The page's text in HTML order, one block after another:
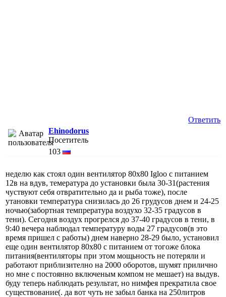
Ответить
Ehinodorus
Посетитель
103
неделю как стоял один вентилятор 80х80 Igloo с питанием
12в на вдув, темература до установки была 30-31(растения
чуствуют себя отвратительно да и рыба тоже), после
утановки температура снизилась до 26 грудусов днем и 24-25
ночью(забортная темпрература воздухо 32-35 градусов в
тени). Сегодня воздух прогрелся до 37-40 градусов в тени, в
9:40 вечера наблюдал температуру воды 27 градусов(в это
время пришел с работы) днем наверно 28-29 было, установил
еще один вентилятор 80х80 с питанием от тогоже блока
питания(вентиляторы при этом мощьность не потеряли и
работают приблизително на 2000 оборотов, шумят прилично
но мне с постоянно включеным компом не мешает) на выдув.
буду теперь наблюдать результат, но нимфея прекратила свое
существование(. да вот чуть не забыл банка на 250литров